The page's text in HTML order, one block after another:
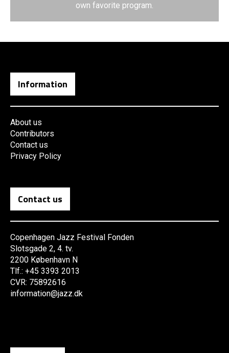
own favorite program.
Information
About us
Contributors
Contact us
Privacy Policy
Contact us
Copenhagen Jazz Festival Fonden
Slotsgade 2, 4. tv.
2200 København N
Tlf.: +45 3393 2013
CVR: 75892616
information@jazz.dk